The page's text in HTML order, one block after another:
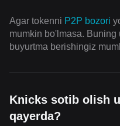
Agar tokenni P2P bozori
mumkin bo'lmasa. Buning
buyurtma berishingiz
Knicks sotib olish
qayerda?